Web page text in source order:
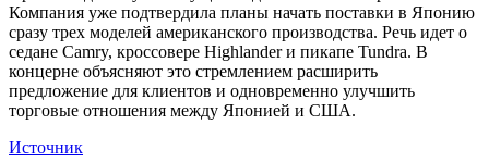
Компания уже подтвердила планы начать поставки в Японию
сразу трех моделей американского производства. Речь идет о
седане Camry, кроссовере Highlander и пикапе Tundra. В
концерне объясняют это стремлением расширить
предложение для клиентов и одновременно улучшить
торговые отношения между Японией и США.
Источник